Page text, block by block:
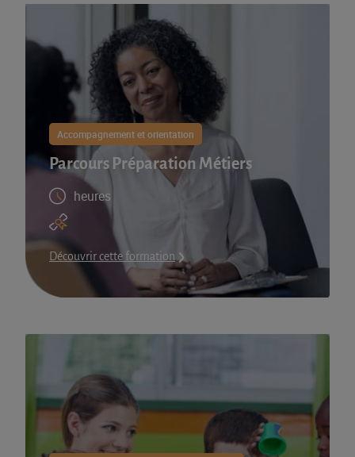
Accompagnement et orientation
Parcours Préparation Métiers
heures
Découvrir cette formation